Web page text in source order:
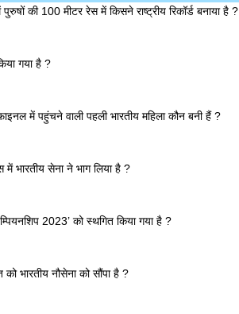
की 100 मीटर रेस में किसने राष्ट्रीय रिकॉर्ड बनाया है ?
गया है ?
में पहुंचने वाली पहली भारतीय महिला कौन बनी हैं ?
भारतीय सेना ने भाग लिया है ?
2023’ को स्थगित किया गया है ?
भारतीय नौसेना को सौंपा है ?